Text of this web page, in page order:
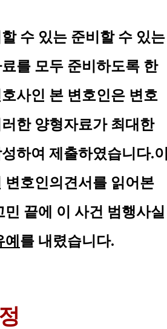
수 있는 준비할 수 있는
를 모두 준비하도록 한
사인 본 변호인은 변호
한 양형자료가 최대한
하여 제출하였습니다.
변호인의견서를 읽어본
민 끝에 이 사건 범행사실
를 내렸습니다.